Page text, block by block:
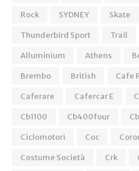
Rock
SYDNEY Skate
Thunderbird Sport
Trail
Alluminium
Athens
Brembo
British Cafe
Caferare
Cafercar E
Cb1100
Cb400four
Ciclomotori
Coc
Costume Società
Crk